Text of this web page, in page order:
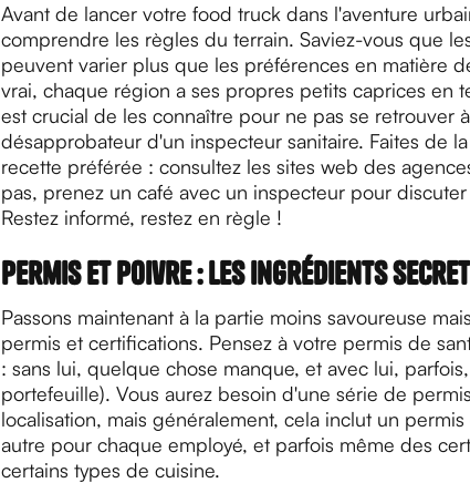
Avant de lancer votre food truck dans l'aventure
comprendre les règles du terrain. Saviez-vous que
peuvent varier plus que les préférences en matière
vrai, chaque région a ses propres petits caprices en
est crucial de les connaître pour ne pas se retrouver
désapprobateur d'un inspecteur sanitaire. Faites de
recette préférée : consultez les sites web des
pas, prenez un café avec un inspecteur pour
Restez informé, restez en règle !
Permis et poivre : les ingrédients
Passons maintenant à la partie moins savoureuse
permis et certifications. Pensez à votre permis de
: sans lui, quelque chose manque, et avec lui,
portefeuille). Vous aurez besoin d'une série de
localisation, mais généralement, cela inclut un
autre pour chaque employé, et parfois même des
certains types de cuisine.